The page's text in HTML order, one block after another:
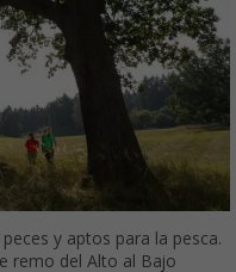
y aptos para la pesca.
remo del Alto al Bajo